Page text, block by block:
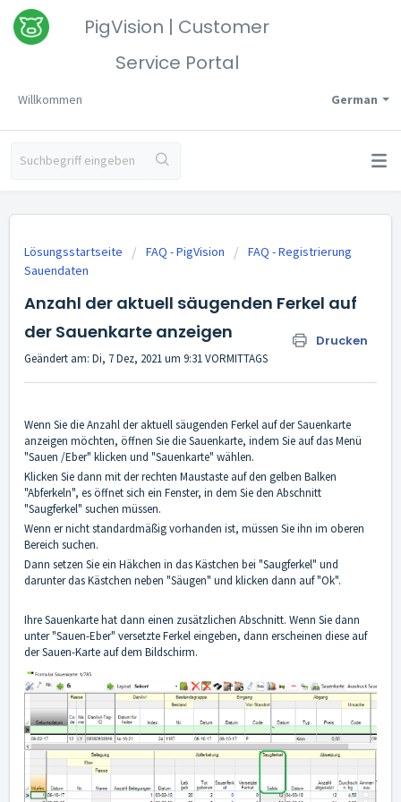
PigVision | Customer
Service Portal
German
Willkommen
Lösungsstartseite FAQ - PigVision
FAQ - Registrierung
Sauendaten
Anzahl der aktuell säugenden Ferkel auf
der Sauenkarte anzeigen
Drucken
Geändert am: Di, 7 Dez, 2021 um 9:31 VORMITTAGS
Wenn Sie die Anzahl der aktuell säugenden Ferkel auf der Sauenkarte
anzeigen möchten, öffnen Sie die Sauenkarte, indem Sie auf das Menü
"Sauen /Eber" klicken und "Sauenkarte" wählen.
Klicken Sie dann mit der rechten Maustaste auf den gelben Balken
"Abferkeln", es öffnet sich ein Fenster, in dem Sie den Abschnitt
"Saugferkel" suchen müssen.
Wenn er nicht standardmäßig vorhanden ist, müssen Sie ihn im oberen
Bereich suchen.
Dann setzen Sie ein Häkchen in das Kästchen bei "Saugferkel" und
darunter das Kästchen neben "Säugen" und klicken dann auf "Ok".
Ihre Sauenkarte hat dann einen zusätzlichen Abschnitt. Wenn Sie dann
unter "Sauen-Eber" versetzte Ferkel eingeben, dann erscheinen diese auf
der Sauen-Karte auf dem Bildschirm.